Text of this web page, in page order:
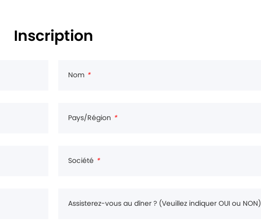
Inscription
Nom *
Pays/Région *
Société *
Assisterez-vous au dîner ? (Veuillez indiquer OUI ou NON)